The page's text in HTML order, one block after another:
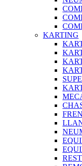
KARTING